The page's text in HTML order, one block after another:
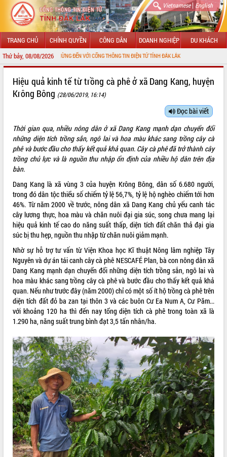
Vietnamese| English
TRANG CHỦ CHÍNH QUYỀN CÔNG DÂN DOANH NGHIỆP DU KHÁCH
Thứ bảy, 08/08/2026
CHÀO MỪNG ĐẾN VỚI CỔNG THÔNG TIN ĐIỆN TỬ TỈNH ĐẮK LẮK
VIDEO
Hiệu quả kinh tế từ trồng cà phê ở xã Dang Kang, huyện
Krông Bông (28/06/2019, 16:14)
Đọc bài viết
Thời gian qua, nhiều nông dân ở xã Dang Kang mạnh dạn chuyển đổi
những diện tích trồng sắn, ngô lai và hoa màu khác sang trồng cây cà
phê và bước đầu cho thấy kết quả khả quan. Cây cà phê đã trở thành cây
trồng chủ lực và là nguồn thu nhập ổn định của nhiều hộ dân trên địa
bàn.
Dang Kang là xã vùng 3 của huyện Krông Bông, dân số 6.680 người,
trong đó dân tộc thiểu số chiếm tỷ lệ 56,7%, tỷ lệ hộ nghèo chiếm tới hơn
46%. Từ năm 2000 về trước, nông dân xã Dang Kang chủ yếu canh tác
cây lương thực, hoa màu và chăn nuôi đại gia súc, song chưa mang lại
hiệu quả kinh tế cao do năng suất thấp, diện tích đất chăn thả đại gia
súc bị thu hẹp, nguồn thu nhập từ chăn nuôi giảm mạnh.
Nhờ sự hỗ trợ tư vấn từ Viện Khoa học Kĩ thuật Nông lâm nghiệp Tây
Nguyên và dự án tái canh cây cà phê NESCAFÉ Plan, bà con nông dân xã
Dang Kang mạnh dạn chuyển đổi những diện tích trồng sắn, ngô lai và
hoa màu khác sang trồng cây cà phê và bước đầu cho thấy kết quả khả
quan. Nếu như trước đây (năm 2000) chỉ có một số ít hộ trồng cà phê trên
diện tích đất đỏ ba zan tại thôn 3 và các buôn Cư Ea Num A, Cư Păm...
với khoảng 120 ha thì đến nay tổng diện tích cà phê trong toàn xã là
1.290 ha, năng suất trung bình đạt 3,5 tấn nhân/ha.